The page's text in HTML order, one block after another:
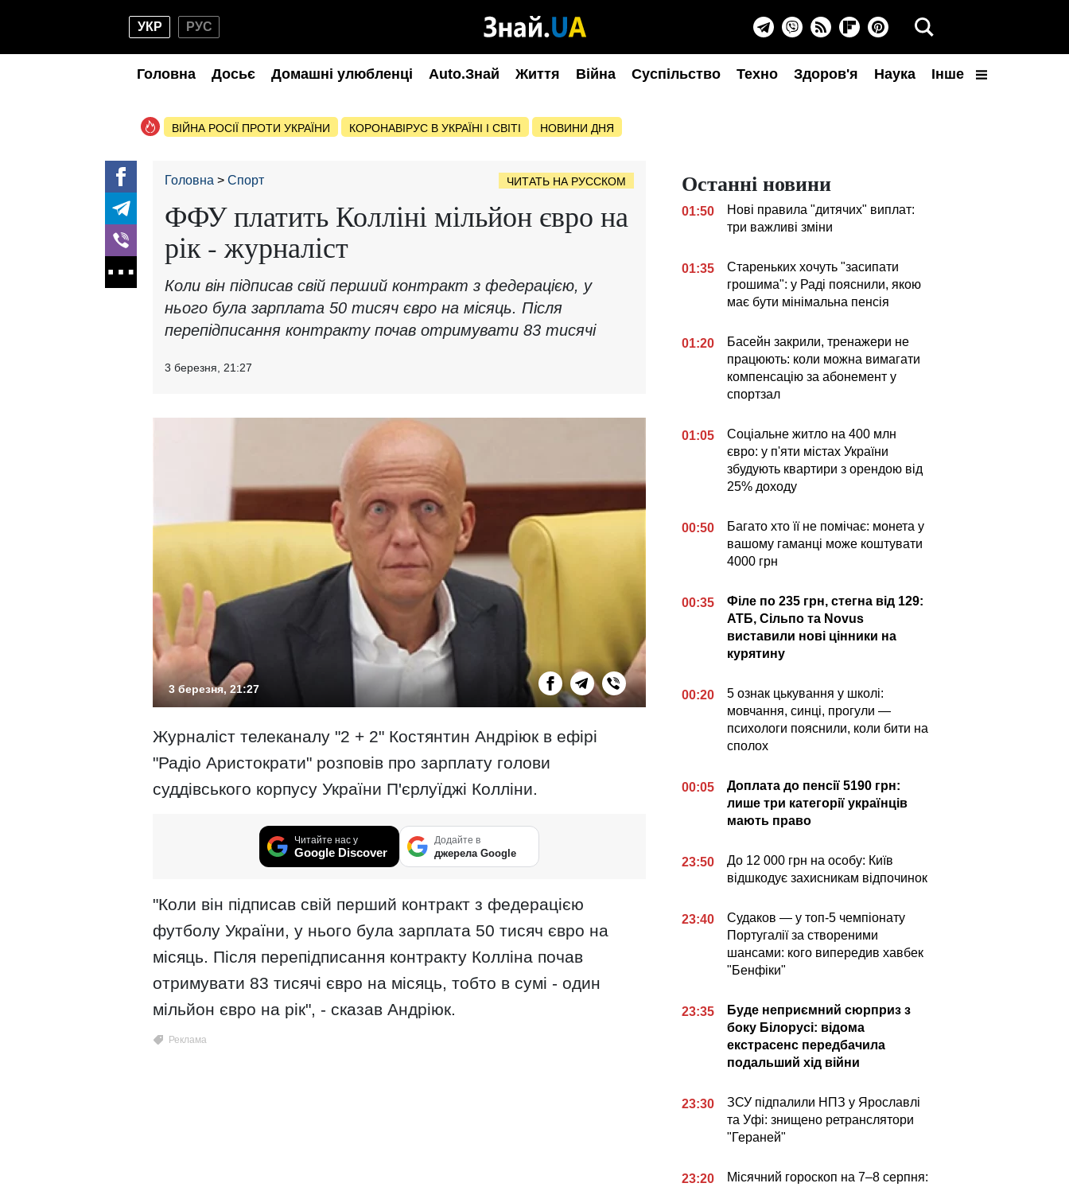
УКР РУС
Головна Досьє Домашні улюбленці Auto.Знай Життя Війна Суспільство Техно Здоров'я Наука Інше
ВІЙНА РОСІЇ ПРОТИ УКРАЇНИ КОРОНАВІРУС В УКРАЇНІ І СВІТІ НОВИНИ ДНЯ
Головна Спорт ЧИТАТЬ НА РУССКОМ
ФФУ платить Колліні мільйон євро на
рік - журналіст
Коли він підписав свій перший контракт з федерацією, у
нього була зарплата 50 тисяч євро на місяць. Після
перепідписання контракту почав отримувати 83 тисячі
3 березня, 21:27
3 березня, 21:27
Журналіст телеканалу "2 + 2" Костянтин Андріюк в ефірі
"Радіо Аристократи" розповів про зарплату голови
суддівського корпусу України П'єрлуїджі Колліни.
Читайте нас у
Google Discover
Додайте в
джерела Google
"Коли він підписав свій перший контракт з федерацією
футболу України, у нього була зарплата 50 тисяч євро на
місяць. Після перепідписання контракту Колліна почав
отримувати 83 тисячі євро на місяць, тобто в сумі - один
мільйон євро на рік", - сказав Андріюк.
Останні новини
01:50
Нові правила "дитячих" виплат:
три важливі зміни
01:35
Стареньких хочуть "засипати
грошима": у Раді пояснили, якою
має бути мінімальна пенсія
01:20
Басейн закрили, тренажери не
працюють: коли можна вимагати
компенсацію за абонемент у
спортзал
01:05
Соціальне житло на 400 млн
євро: у п'яти містах України
збудують квартири з орендою від
25% доходу
00:50
Багато хто її не помічає: монета у
вашому гаманці може коштувати
4000 грн
00:35
Філе по 235 грн, стегна від 129:
АТБ, Сільпо та Novus
виставили нові цінники на
курятину
00:20
5 ознак цькування у школі:
мовчання, синці, прогули —
психологи пояснили, коли бити на
сполох
00:05
Доплата до пенсії 5190 грн:
лише три категорії українців
мають право
23:50
До 12 000 грн на особу: Київ
відшкодує захисникам відпочинок
23:40
Судаков — у топ-5 чемпіонату
Португалії за створеними
шансами: кого випередив хавбек
"Бенфіки"
23:35
Буде неприємний сюрприз з
боку Білорусі: відома
екстрасенс передбачила
подальший хід війни
23:30
ЗСУ підпалили НПЗ у Ярославлі
та Уфі: знищено ретранслятори
"Гераней"
23:20
Місячний гороскоп на 7–8 серпня: